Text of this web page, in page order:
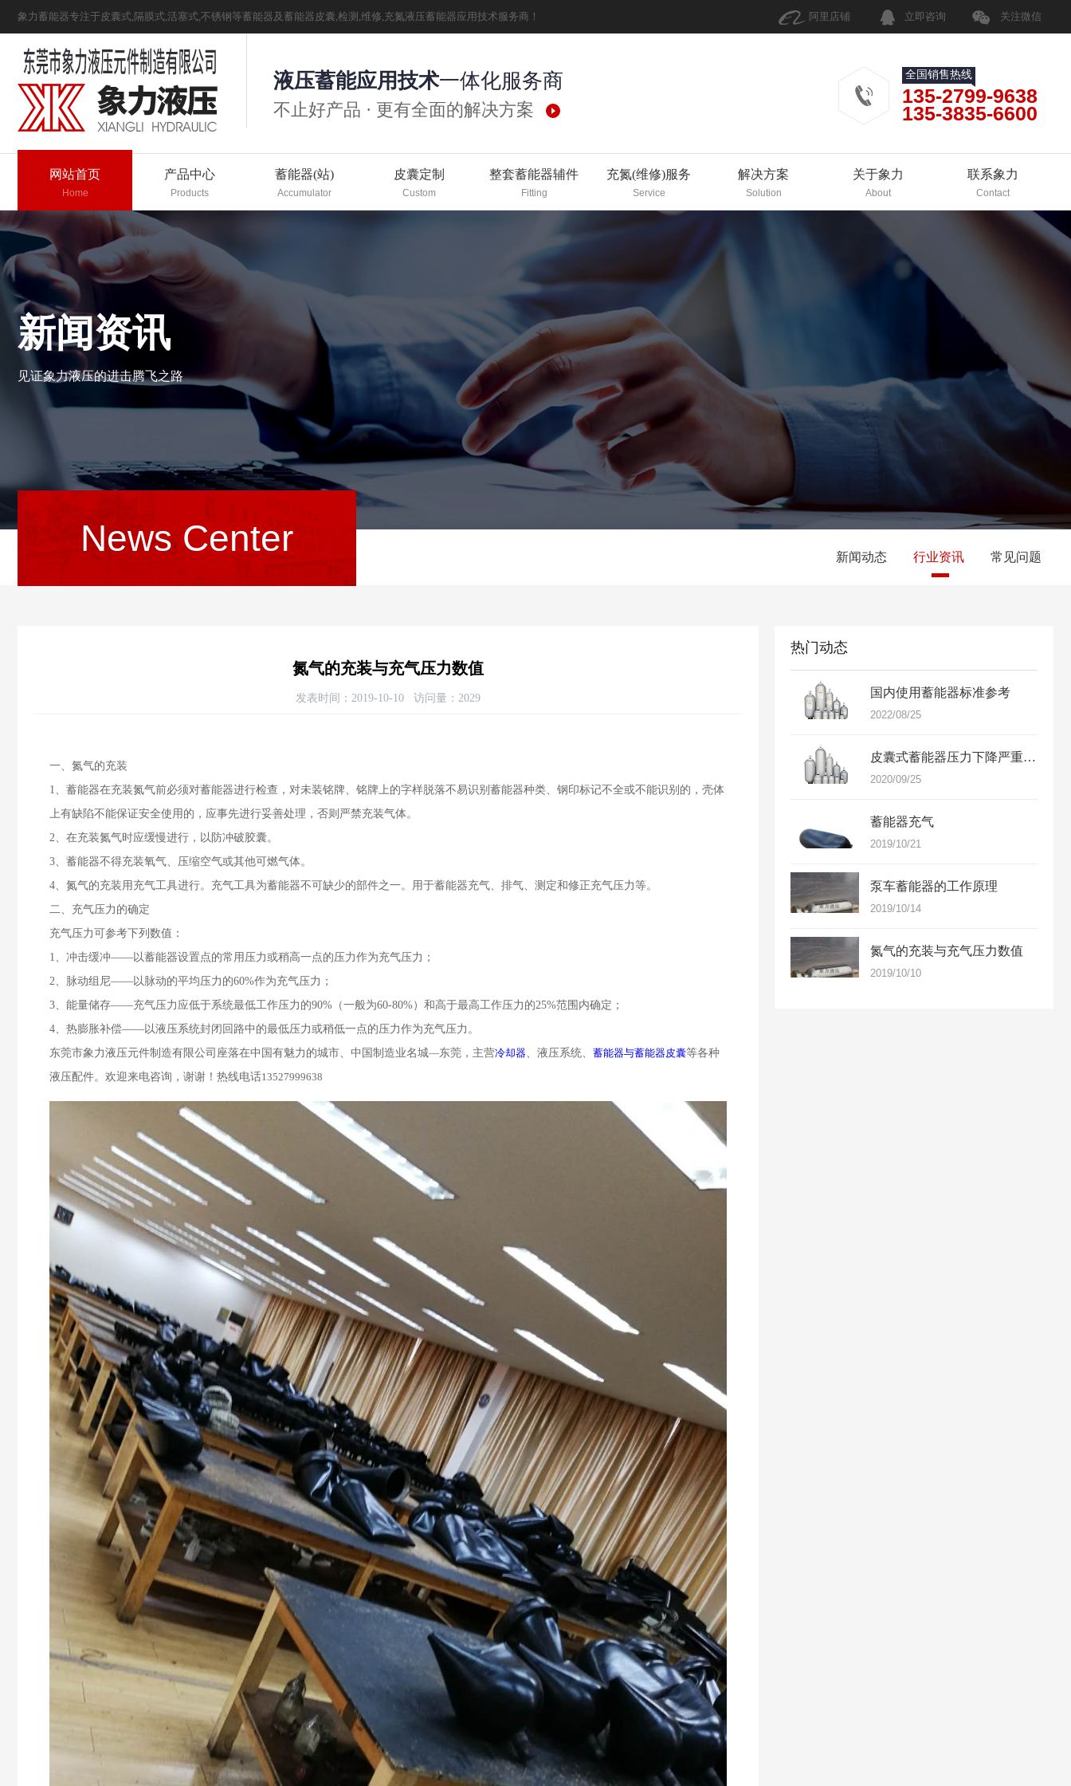
象力蓄能器专注于皮囊式,隔膜式,活塞式,不锈钢等蓄能器及蓄能器皮囊,检测,维修,充氮液压蓄能器应用技术服务商！ 阿里店铺 立即咨询 关注微信
液压蓄能应用技术一体化服务商
不止好产品 · 更有全面的解决方案
全国销售热线
135-2799-9638
135-3835-6600
网站首页
Home
产品中心
Products
蓄能器(站)
Accumulator
皮囊定制
Custom
整套蓄能器辅件
Fitting
充氮(维修)服务
Service
解决方案
Solution
关于象力
About
联系象力
Contact
新闻资讯
见证象力液压的进击腾飞之路
首页 行业资讯
News Center 新闻动态 行业资讯 常见问题
氮气的充装与充气压力数值
发表时间：2019-10-10 访问量： 2029
一、氮气的充装
1、蓄能器在充装氮气前必须对蓄能器进行检查，对未装铭牌、铭牌上的字样脱落不易识别蓄能器种类、钢印标记不全或不能识别的，壳体
上有缺陷不能保证安全使用的，应事先进行妥善处理，否则严禁充装气体。
2、在充装氮气时应缓慢进行，以防冲破胶囊。
3、蓄能器不得充装氧气、压缩空气或其他可燃气体。
4、氮气的充装用充气工具进行。充气工具为蓄能器不可缺少的部件之一。用于蓄能器充气、排气、测定和修正充气压力等。
二、充气压力的确定
充气压力可参考下列数值：
1、冲击缓冲——以蓄能器设置点的常用压力或稍高一点的压力作为充气压力；
2、脉动组尼——以脉动的平均压力的60%作为充气压力；
3、能量储存——充气压力应低于系统最低工作压力的90%（一般为60-80%）和高于最高工作压力的25%范围内确定；
4、热膨胀补偿——以液压系统封闭回路中的最低压力或稍低一点的压力作为充气压力。
东莞市象力液压元件制造有限公司座落在中国有魅力的城市、中国制造业名城—东莞，主营冷却器、液压系统、 蓄能器与蓄能器皮囊等各种
液压配件。欢迎来电咨询，谢谢！热线电话13527999638
热门动态
国内使用蓄能器标准参考
2022/08/25
皮囊式蓄能器压力下降严重及使用寿命短原因分析？
2020/09/25
蓄能器充气
2019/10/21
泵车蓄能器的工作原理
2019/10/14
氮气的充装与充气压力数值
2019/10/10